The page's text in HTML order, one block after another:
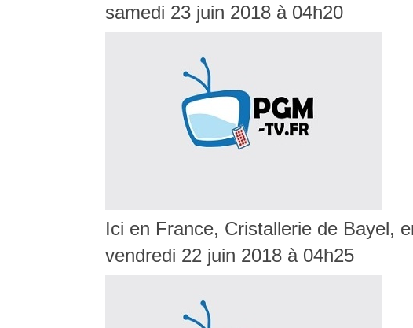
samedi 23 juin 2018 à 04h20
Ici en France, Cristallerie de Bayel,
vendredi 22 juin 2018 à 04h25